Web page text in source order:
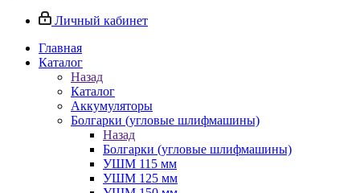
Личный кабинет
Главная
Каталог
Назад
Каталог
Аккумуляторы
Болгарки (угловые шлифмашины)
Назад
Болгарки (угловые шлифмашины)
УШМ 115 мм
УШМ 125 мм